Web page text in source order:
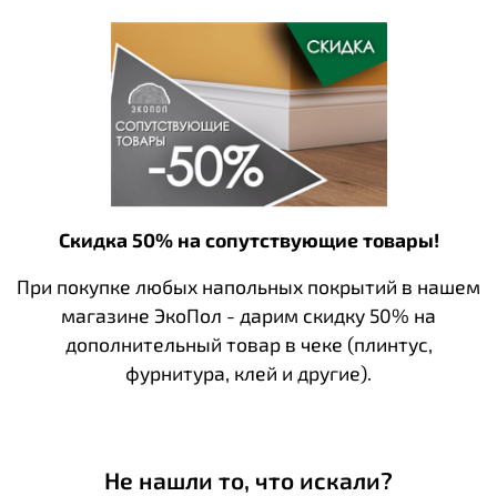
Скидка 50% на сопутствующие товары!
При покупке любых напольных покрытий в нашем
магазине ЭкоПол - дарим скидку 50% на
дополнительный товар в чеке (плинтус,
фурнитура, клей и другие).
Не нашли то, что искали?